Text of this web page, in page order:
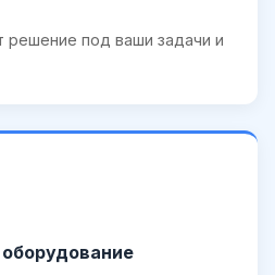
решение под ваши задачи и